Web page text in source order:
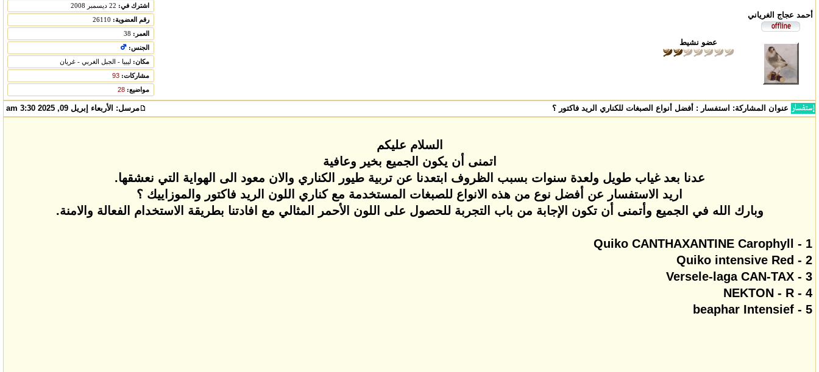
أحمد عجاج الغرياني
عضو نشيط
اشترك في:
رقم العضوية:
العمر:
الجنس:
مكان: ليبيا - الجبل الغربي - غريان
مشاركات: 93
مواضيع: 28
عنوان المشاركة: استفسار : أفضل أنواع الصبغات للكناري الريد فاكتور ؟ مرسل: الأربعاء إبريل 09, 2025 3:30 am
السلام عليكم
اتمنى أن يكون الجميع بخير وعافية
عدنا بعد غياب طويل ولعدة سنوات بسبب الظروف ابتعدنا عن تربية طيور الكناري والان معود الى الهواية التي نعشقها.
اريد الاستفسار عن أفضل نوع من هذه الانواع للصبغات المستخدمة مع كناري اللون الريد فاكتور والموزاييك ؟
وبارك الله في الجميع وأتمنى أن تكون الإجابة من باب التجربة للحصول على اللون الأحمر المثالي مع افادتنا بطريقة الاستخدام الفعالة والامنة.
1 - Quiko CANTHAXANTINE Carophyll
2 - Quiko intensive Red
3 - Versele-laga CAN-TAX
4 - NEKTON - R
5 - beaphar Intensief